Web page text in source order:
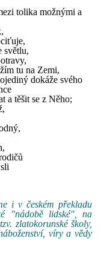
tolika možnými a
světlu,
tu na Zemi,
dokáže svého
a těšit se z Něho;
i v českém překladu
"nádobě lidské", na
zlatokorunské školy,
víry a vědy